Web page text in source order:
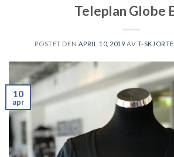
Teleplan Globe
POSTET DEN APRIL 10, 2019 AV T-
10
apr